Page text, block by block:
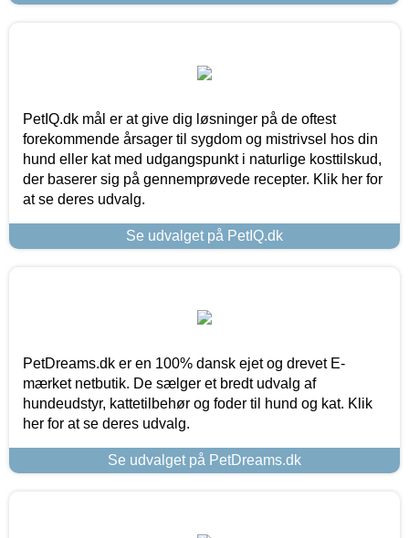
PetIQ.dk mål er at give dig løsninger på de oftest
forekommende årsager til sygdom og mistrivsel hos din
hund eller kat med udgangspunkt i naturlige kosttilskud,
der baserer sig på gennemprøvede recepter. Klik her for
at se deres udvalg.
Se udvalget på PetIQ.dk
PetDreams.dk er en 100% dansk ejet og drevet E-
mærket netbutik. De sælger et bredt udvalg af
hundeudstyr, kattetilbehør og foder til hund og kat. Klik
her for at se deres udvalg.
Se udvalget på PetDreams.dk